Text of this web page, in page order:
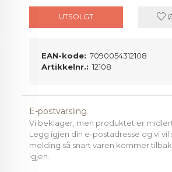
UTSOLGT
EAN-kode: 7090054312108
Artikkelnr.: 12108
E-postvarsling
Vi beklager, men produktet er
Legg igjen din e-postadresse og vi
melding så snart varen kommer
igjen.